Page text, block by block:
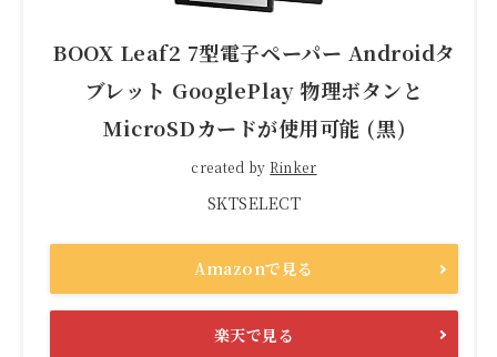
BOOX Leaf2 7型電子ペーパー Androidタ
ブレット GooglePlay 物理ボタンと
MicroSDカードが使用可能 (黒)
created byRinker
SKTSELECT
Amazonで見る
楽天で見る